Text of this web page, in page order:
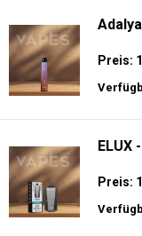
Preis:
ELUX
Preis: